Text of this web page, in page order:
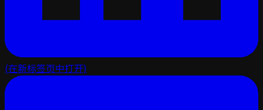
(在新标签页中打开)